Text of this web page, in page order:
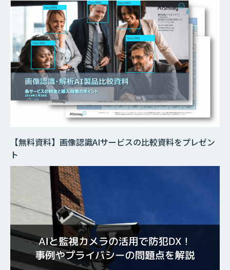
【無料資料】画像認識AIサービスの比較資料をプレゼン
ト